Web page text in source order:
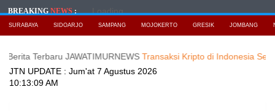
BREAKINGNEWS: Loading...
SURABAYA SIDOARJO SAMPANG MOJOKERTO GRESIK JOMBANG
JAWATIMURNEWSTransaksi Kripto di Indonesia Selalu
JTN UPDATE : Jum'at 7 Agustus 2026
10:13:10 AM